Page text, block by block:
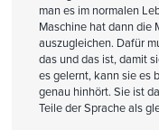
man es im normalen
Maschine hat dann die
auszugleichen. Dafür
das und das ist, damit
es gelernt, kann sie es
genau hinhört. Sie ist
Teile der Sprache als